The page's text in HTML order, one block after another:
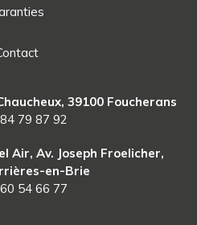
39100 Foucherans
79 87 92
Air, Av. Joseph Froelicher,
en-Brie
54 66 77